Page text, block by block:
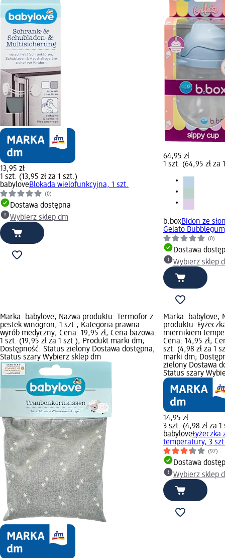
13,95 zł
1 szt. (13,95 zł za 1 szt.)
babyloveBlokada wielofunkcyjna, 1 szt.
(0)
Dostawa dostępna
Wybierz sklep dm
64,95 zł
1 szt. (64,95 zł za
b.boxBidon ze
Gelato
(0)
Dostawa
Wybierz sklep
Marka: babylove; Nazwa produktu: Termofor z
pestek winogron, 1 szt.; Kategoria prawna:
wyrób medyczny; Cena: 19,95 zł; Cena bazowa:
1 szt. (19,95 zł za 1 szt.); Produkt marki dm;
Dostępność: Status zielony Dostawa dostępna,
Status szary Wybierz sklep dm
Marka: babylove;
produktu:
miernikiem
Cena: 14,95 zł;
szt. (4,98 zł za 1
marki dm;
zielony Dostawa
Status szary
14,95 zł
3 szt. (4,98 zł za 1
babylove
temperatury, 3
(97)
Dostawa
Wybierz sklep